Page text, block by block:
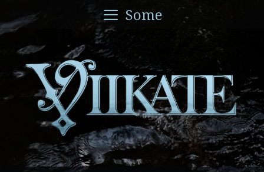
sisältöön
Some